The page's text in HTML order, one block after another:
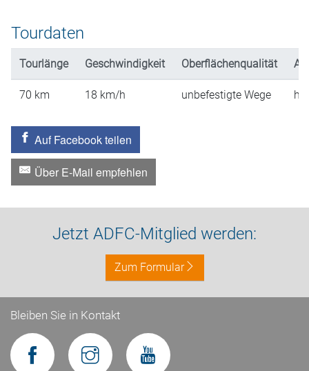
Tourdaten
Tourlänge Geschwindigkeit Oberflächenqualität
70 km 18 km/h unbefestigte Wege
Auf Facebook teilen
Über E-Mail empfehlen
Jetzt ADFC-Mitglied werden:
Zum Formular
Bleiben Sie in Kontakt